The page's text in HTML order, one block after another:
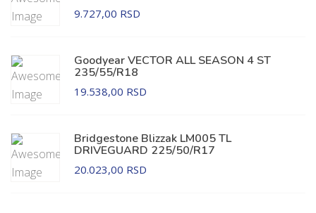
9.727,00 RSD
Goodyear VECTOR ALL SEASON 4 ST
235/55/R18
19.538,00 RSD
Bridgestone Blizzak LM005 TL
DRIVEGUARD 225/50/R17
20.023,00 RSD